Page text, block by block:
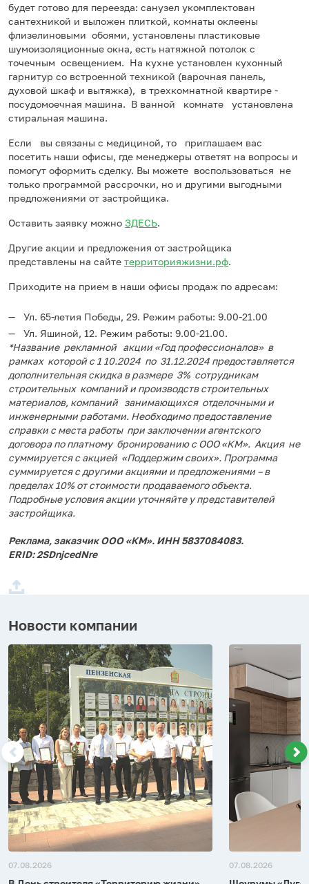
будет готово для переезда: санузел укомплектован
сантехникой и выложен плиткой, комнаты оклеены
флизелиновыми обоями, установлены пластиковые
шумоизоляционные окна, есть натяжной потолок с
точечным освещением. На кухне установлен кухонный
гарнитур со встроенной техникой (варочная панель,
духовой шкаф и вытяжка), в трехкомнатной квартире -
посудомоечная машина. В ванной комнате установлена
стиральная машина.
Если вы связаны с медициной, то приглашаем вас
посетить наши офисы, где менеджеры ответят на вопросы и
помогут оформить сделку. Вы можете воспользоваться не
только программой рассрочки, но и другими выгодными
предложениями от застройщика.
Оставить заявку можно ЗДЕСЬ.
Другие акции и предложения от застройщика
представлены на сайте территорияжизни.рф.
Приходите на прием в наши офисы продаж по адресам:
Ул. 65-летия Победы, 29. Режим работы: 9.00-21.00
Ул. Яшиной, 12. Режим работы: 9.00-21.00.
*Название рекламной акции «Год профессионалов» в
рамках которой с 1 10.2024 по 31.12.2024 предоставляется
дополнительная скидка в размере 3% сотрудникам
строительных компаний и производств строительных
материалов, компаний занимающихся отделочными и
инженерными работами. Необходимо предоставление
справки с места работы при заключении агентского
договора по платному бронированию с ООО «КМ». Акция не
суммируется с акцией «Поддержим своих». Программа
суммируется с другими акциями и предложениями – в
пределах 10% от стоимости продаваемого объекта.
Подробные условия акции уточняйте у представителей
застройщика.
Реклама, заказчик ООО «КМ». ИНН 5837084083.
ERID: 2SDnjcedNre
Новости компании
07.08.2026 07.08.2026